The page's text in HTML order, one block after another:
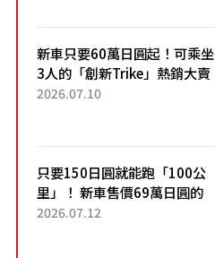
新車只要60萬日圓起！可乘坐
3人的「創新Trike」熱銷大賣
成為人氣車款！「養車成本真
2026.07.10
只要150日圓就能跑「100公
里」！ 新車售價69萬日圓的
「3人座」Trike大受歡迎！ 順
2026.07.12